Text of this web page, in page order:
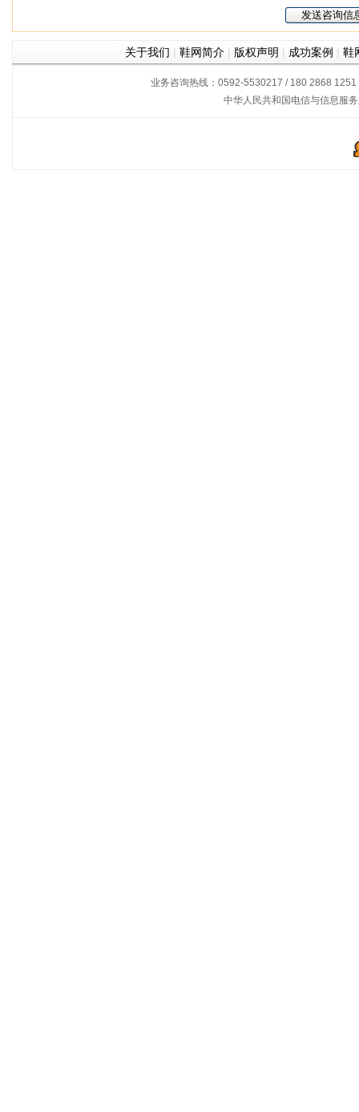
关于我们 | 鞋网简介 | 版权声明 | 成功案例 | 鞋
业务咨询热线：0592-5530217 / 180 2868 1251
中华人民共和国电信与信息服